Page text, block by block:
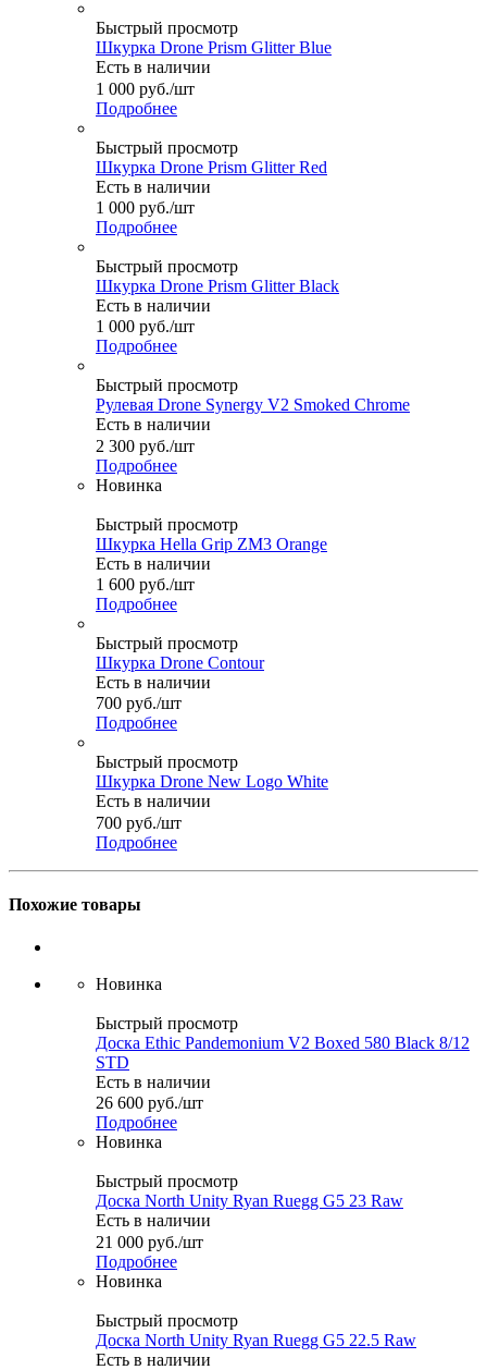
Быстрый просмотр
Шкурка Drone Prism Glitter Blue
Есть в наличии
1 000 руб./шт
Подробнее
Быстрый просмотр
Шкурка Drone Prism Glitter Red
Есть в наличии
1 000 руб./шт
Подробнее
Быстрый просмотр
Шкурка Drone Prism Glitter Black
Есть в наличии
1 000 руб./шт
Подробнее
Быстрый просмотр
Рулевая Drone Synergy V2 Smoked Chrome
Есть в наличии
2 300 руб./шт
Подробнее
Новинка
Быстрый просмотр
Шкурка Hella Grip ZM3 Orange
Есть в наличии
1 600 руб./шт
Подробнее
Быстрый просмотр
Шкурка Drone Contour
Есть в наличии
700 руб./шт
Подробнее
Быстрый просмотр
Шкурка Drone New Logo White
Есть в наличии
700 руб./шт
Подробнее
Похожие товары
Новинка
Быстрый просмотр
Доска Ethic Pandemonium V2 Boxed 580 Black 8/12
STD
Есть в наличии
26 600 руб./шт
Подробнее
Новинка
Быстрый просмотр
Доска North Unity Ryan Ruegg G5 23 Raw
Есть в наличии
21 000 руб./шт
Подробнее
Новинка
Быстрый просмотр
Доска North Unity Ryan Ruegg G5 22.5 Raw
Есть в наличии